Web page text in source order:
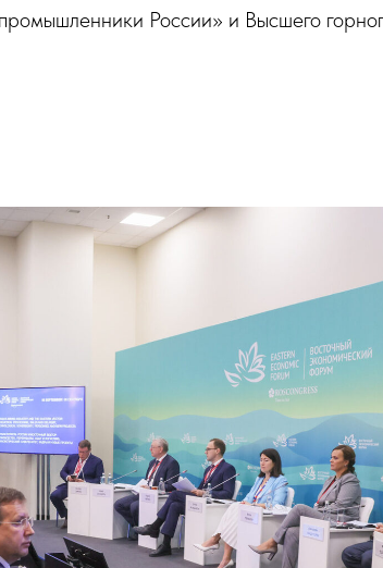
России» и Высшего